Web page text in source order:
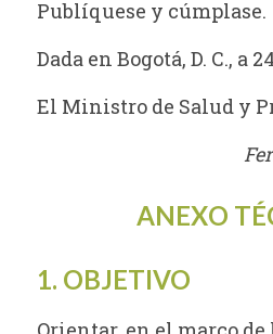
Publíquese y cúmplase.
Dada en Bogotá, D. C., a
El Ministro de Salud y
ANEXO
1. OBJETIVO